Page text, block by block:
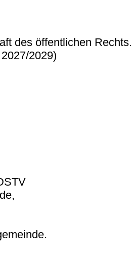
des öffentlichen Rechts.
2029)